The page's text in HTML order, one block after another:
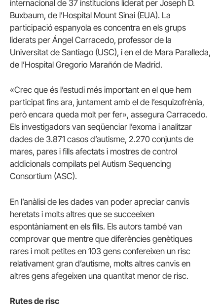
internacional de 37 institucions liderat per Joseph D.
Buxbaum, de l’Hospital Mount Sinai (EUA). La
participació espanyola es concentra en els grups
liderats per Ángel Carracedo, professor de la
Universitat de Santiago (USC), i en el de Mara Paralleda,
de l’Hospital Gregorio Marañón de Madrid.
«Crec que és l’estudi més important en el que hem
participat fins ara, juntament amb el de l’esquizofrènia,
però encara queda molt per fer», assegura Carracedo.
Els investigadors van seqüenciar l’exoma i analitzar
dades de 3.871 casos d’autisme, 2.270 conjunts de
mares, pares i fills afectats i mostres de control
addicionals compilats pel Autism Sequencing
Consortium (ASC).
En l’anàlisi de les dades van poder apreciar canvis
heretats i molts altres que se succeeixen
espontàniament en els fills. Els autors també van
comprovar que mentre que diferències genètiques
rares i molt petites en 103 gens confereixen un risc
relativament gran d’autisme, molts altres canvis en
altres gens afegeixen una quantitat menor de risc.
Rutes de risc